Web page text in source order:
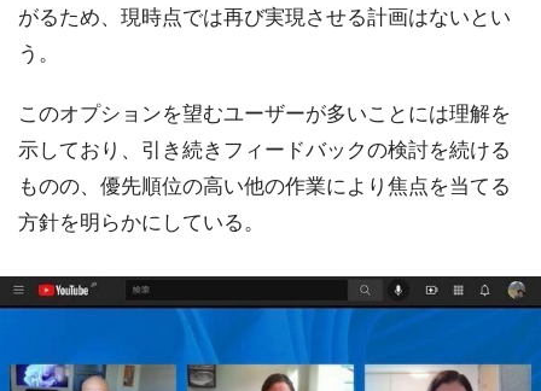
がるため、現時点では再び実現させる計画はないとい
う。
このオプションを望むユーザーが多いことには理解を
示しており、引き続きフィードバックの検討を続ける
ものの、優先順位の高い他の作業により焦点を当てる
方針を明らかにしている。